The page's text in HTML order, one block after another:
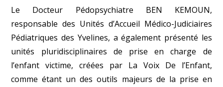
Le Docteur Pédopsychiatre BEN KEMOUN,
responsable des Unités d’Accueil Médico-Judiciaires
Pédiatriques des Yvelines, a également présenté les
unités pluridisciplinaires de prise en charge de
l’enfant victime, créées par La Voix De l’Enfant,
comme étant un des outils majeurs de la prise en